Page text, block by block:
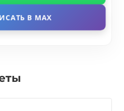
В MAX